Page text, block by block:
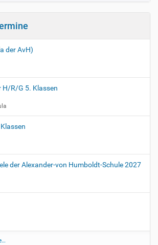
der AvH)
H/R/G 5. Klassen
der Alexander-von Humboldt-Schule 2027